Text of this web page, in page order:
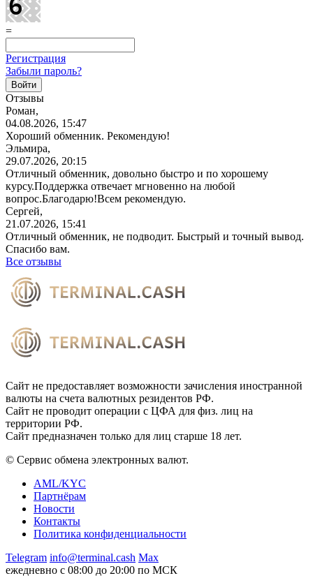
=
Регистрация
Забыли пароль?
Отзывы
Роман,
04.08.2026, 15:47
Хороший обменник. Рекомендую!
Эльмира,
29.07.2026, 20:15
Отличный обменник, довольно быстро и по хорошему
курсу.Поддержка отвечает мгновенно на любой
вопрос.Благодарю!Всем рекомендую.
Сергей,
21.07.2026, 15:41
Отличный обменник, не подводит. Быстрый и точный вывод.
Спасибо вам.
Все отзывы
Сайт не предоставляет возможности зачисления иностранной
валюты на счета валютных резидентов РФ.
Сайт не проводит операции с ЦФА для физ. лиц на
территории РФ.
Сайт предназначен только для лиц старше 18 лет.
© Сервис обмена электронных валют.
AML/KYC
Партнёрам
Новости
Контакты
Политика конфиденциальности
Telegram info@terminal.cash Max
ежедневно с 08:00 до 20:00 по МСК